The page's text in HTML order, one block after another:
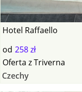
Hotel Raffaello
od 258 zł
Oferta zTriverna
Czechy